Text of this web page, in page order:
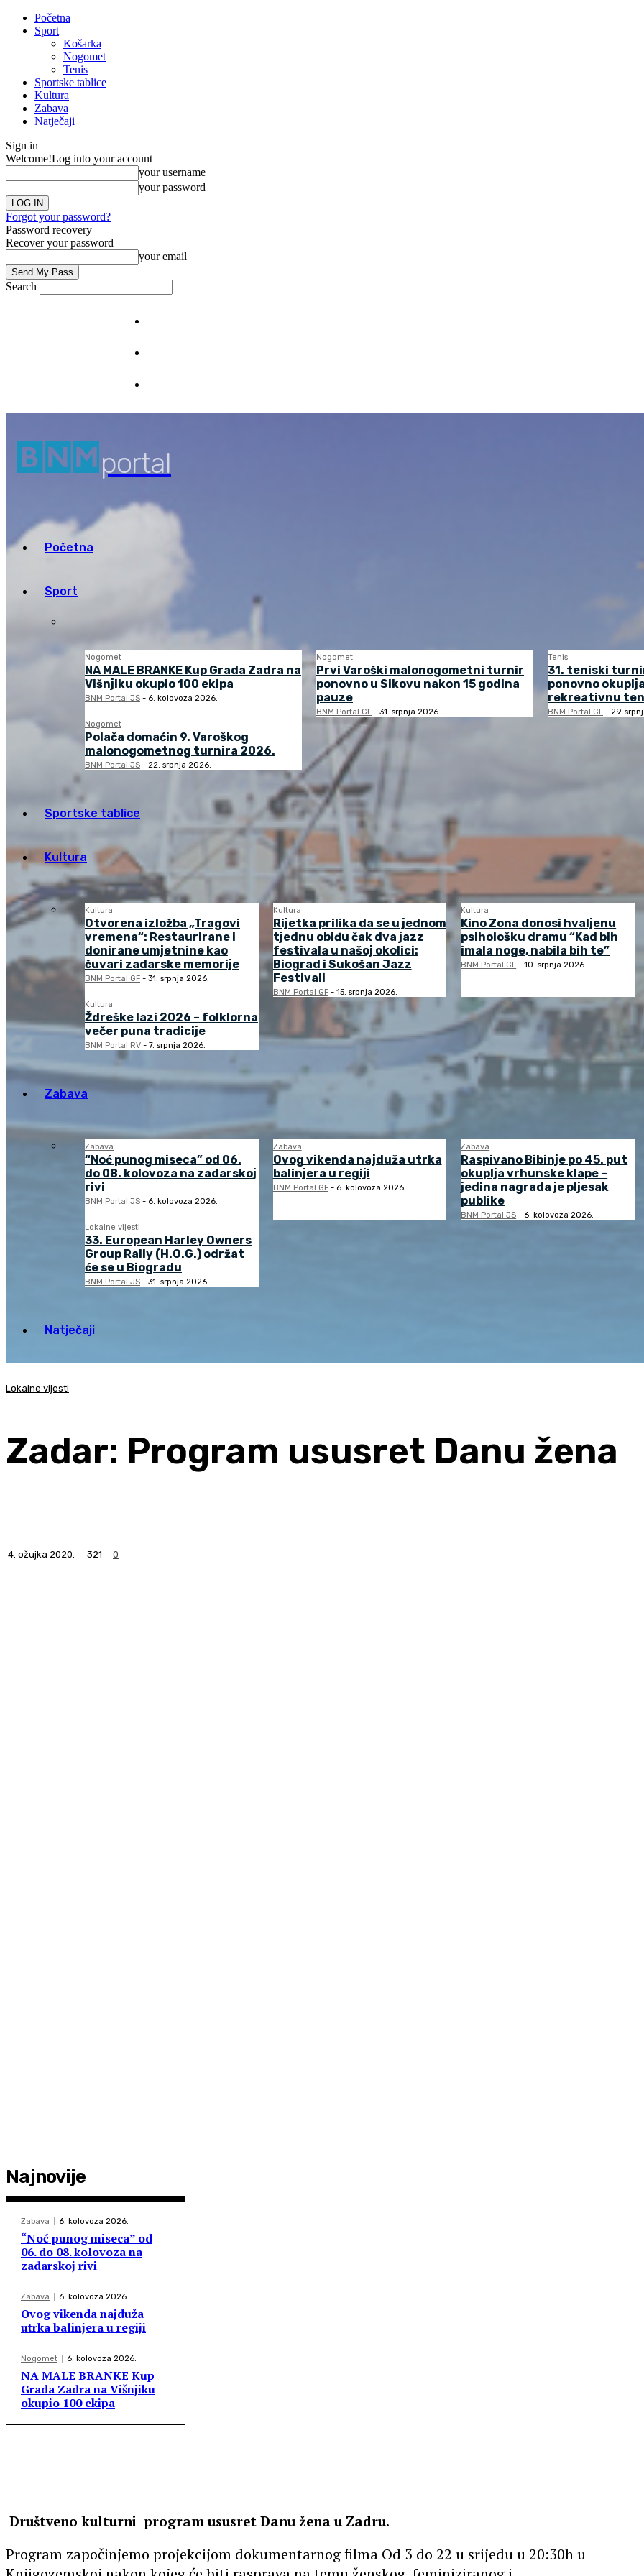
Početna
Sport
Košarka
Nogomet
Tenis
Sportske tablice
Kultura
Zabava
Natječaji
Sign in
Welcome!Log into your account
your username
your password
Forgot your password?
Password recovery
Recover your password
your email
Search
portal
Početna
Sport
Nogomet
NA MALE BRANKE Kup Grada Zadra na
Višnjiku okupio 100 ekipa
BNM Portal JS - 6. kolovoza 2026.
Nogomet
Prvi Varoški malonogometni turnir
ponovno u Sikovu nakon 15 godina
pauze
BNM Portal GF - 31. srpnja 2026.
Tenis
31. teniski turnir
ponovno
rekreativnu
BNM Portal GF - 29.
Nogomet
Polača domaćin 9. Varoškog
malonogometnog turnira 2026.
BNM Portal JS - 22. srpnja 2026.
Sportske tablice
Kultura
Kultura
Otvorena izložba „Tragovi
vremena“: Restaurirane i
donirane umjetnine kao
čuvari zadarske memorije
BNM Portal GF - 31. srpnja 2026.
Kultura
Rijetka prilika da se u jednom
tjednu obiđu čak dva jazz
festivala u našoj okolici:
Biograd i Sukošan Jazz
Festivali
BNM Portal GF - 15. srpnja 2026.
Kultura
Kino Zona donosi hvaljenu
psihološku dramu “Kad bih
imala noge, nabila bih te”
BNM Portal GF - 10. srpnja 2026.
Kultura
Ždreške lazi 2026 – folklorna
večer puna tradicije
BNM Portal RV - 7. srpnja 2026.
Zabava
Zabava
“Noć punog miseca” od 06.
do 08. kolovoza na zadarskoj
rivi
BNM Portal JS - 6. kolovoza 2026.
Zabava
Ovog vikenda najduža utrka
balinjera u regiji
BNM Portal GF - 6. kolovoza 2026.
Zabava
Raspivano Bibinje po 45. put
okuplja vrhunske klape –
jedina nagrada je pljesak
publike
BNM Portal JS - 6. kolovoza 2026.
Lokalne vijesti
33. European Harley Owners
Group Rally (H.O.G.) održat
će se u Biogradu
BNM Portal JS - 31. srpnja 2026.
Natječaji
Lokalne vijesti
Zadar: Program ususret Danu žena
4. ožujka 2020. 321 0
Najnovije
Zabava 6. kolovoza 2026.
“Noć punog miseca” od
06. do 08. kolovoza na
zadarskoj rivi
Zabava 6. kolovoza 2026.
Ovog vikenda najduža
utrka balinjera u regiji
Nogomet 6. kolovoza 2026.
NA MALE BRANKE Kup
Grada Zadra na Višnjiku
okupio 100 ekipa
Društveno kulturni program ususret Danu žena u Zadru.
Program započinjemo projekcijom dokumentarnog filma Od 3 do 22 u srijedu u 20:30h u